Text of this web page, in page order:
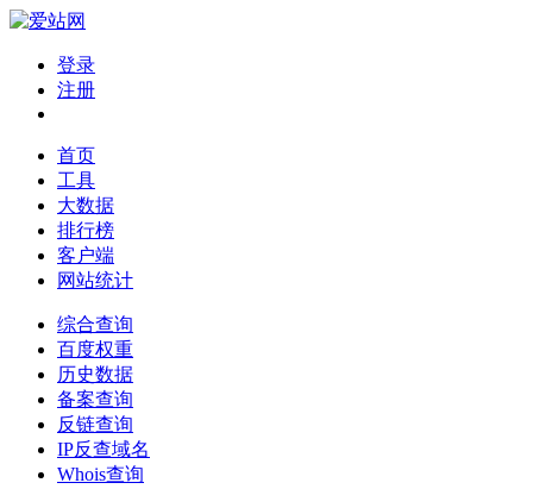
登录
注册
首页
工具
大数据
排行榜
客户端
网站统计
综合查询
百度权重
历史数据
备案查询
反链查询
IP反查域名
Whois查询